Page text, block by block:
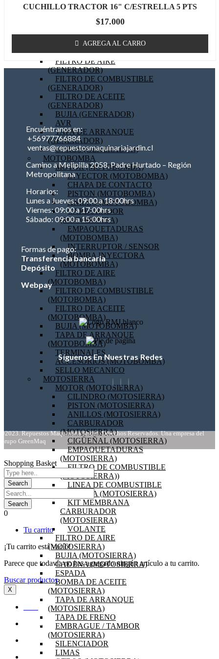
BOBINA (GENERADOR)
EMPAQUETADURAS
(GENERADOR)
BIELA (GENERADOR)
MOTOR DE PARTIDA
(GENERADOR)
FILTRO DE AIRE
(GENERADOR)
FILTRO DE COMBUSTIBLE
(GENERADOR)
FILTRO DE ACEITE
(GENERADOR)
BUJIA (GENERADOR)
AVR
TAPA DE ARRANQUE
(GENERADOR)
OTROS (GENERADOR)
MOTOBOMBA
MOTOR (MOTOBOMBA)
INYECTOR (MOTOBOMBA)
CHAPA DE CONTACTO
PISTON (MOTOBOMBA)
ANILLO (MOTOBOMBA)
CARBURADOR
(MOTOBOMBA)
EMPAQUETADURAS
(MOTOBOMBA)
INTERRUPTOR / SENSOR
BOMBA INYECTORA
(MOTOBOMBA)
FILTRO DE AIRE
(MOTOBOMBA)
FILTRO DE COMBUSTIBLE
(MOTOBOMBA)
FILTRO DE ACEITE
(MOTOBOMBA)
BUJIA (MOTOBOMBA)
TAPA DE ARRANQUE
(MOTOBOMBA)
TERMINALES
ACCESORIOS (MOTOBOMBA)
SELLO MECANICO
MOTOSIERRA
MOTOR (MOTOSIERRA)
CILINDRO (MOTOSIERRA)
PISTON (MOTOSIERRA)
ANILLOS (MOTOSIERRA)
CARBURADOR
(MOTOSIERRA)
CIGÜEÑAL (MOTOSIERRA)
EMPAQUETADURAS
(MOTOSIERRA)
FILTRO DE COMBUSTIBLE
(MOTOSIERRA))
LINEA DE COMBUSTIBLE
BOBINA (MOTOSIERRA)
KIT MEMBRANA
CARBURADOR
(MOTOSIERRA)
VOLANTE
FILTRO DE AIRE
(MOTOSIERRA)
BUJIA (MOTOSIERRA)
CADENA (MOTOSIERRA)
ESPADA
BOMBA DE ACEITE
(MOTOSIERRA)
TAPA DE ARRANQUE
(MOTOSIERRA)
TAPA DE FRENO
EMBRAGUE / TAMBOR
(MOTOSIERRA)
SILENCIADOR
LIMAS
CUCHILLO TRACTOR 16" C/ESTRELLA 5 PTS
$17.000
AGREGA AL CARRO
Encuéntranos en:
+56977766884
ventas@repuestosmaquinariajardin.cl
Camino a Melipilla 2058, Padre Hurtado – Región
Metropolitana
Horarios:
Lunes a Jueves: 09:00 a 18:00hrs
Viernes: 09:00 a 17:00hrs
Sábado: 09:00 a 15:00hrs
Formas de pago:
Transferencia bancaria
Depósito
Webpay
Síguenos En Nuestras Redes
©2023. Repuestos Maquinaria Jardín. Derechos Reservados. Una empresa del
Grupo GreenMaq
Shopping Basket
0
Tu carrito
¡Tu carrito está vacío!
Parece que todavía no has agregado ningún artículo a tu carrito.
Buscar productos
X
OFERTAS
PREGUNTAS FRECUENTES